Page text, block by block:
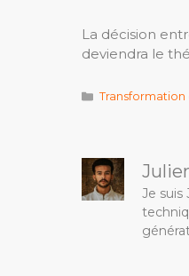
La décision
deviendra le
Catégories
Je suis